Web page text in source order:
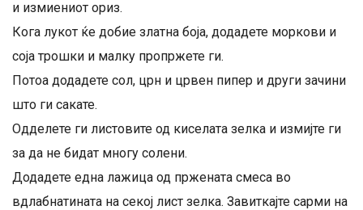
и измиениот ориз.
Кога лукот ќе добие златна боја, додадете моркови и
соја трошки и малку пропржете ги.
Потоа додадете сол, црн и црвен пипер и други зачини
што ги сакате.
Одделете ги листовите од киселата зелка и измијте ги
за да не бидат многу солени.
Додадете една лажица од пржената смеса во
вдлабнатината на секој лист зелка. Завиткајте сарми на